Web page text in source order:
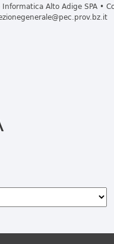
Alto Adige SPA •